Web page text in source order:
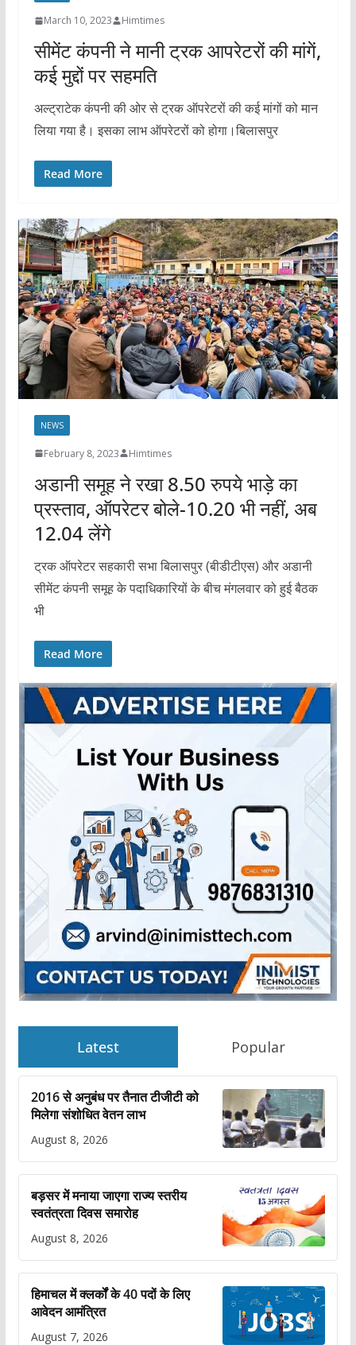
March 10, 2023 Himtimes
सीमेंट कंपनी ने मानी ट्रक आपरेटरों की मांगें,
कई मुद्दों पर सहमति
अल्ट्राटेक कंपनी की ओर से ट्रक ऑपरेटरों की कई मांगों को मान
लिया गया है। इसका लाभ ऑपरेटरों को होगा।बिलासपुर
Read More
NEWS
February 8, 2023 Himtimes
अडानी समूह ने रखा 8.50 रुपये भाड़े का
प्रस्ताव, ऑपरेटर बोले-10.20 भी नहीं, अब
12.04 लेंगे
ट्रक ऑपरेटर सहकारी सभा बिलासपुर (बीडीटीएस) और अडानी
सीमेंट कंपनी समूह के पदाधिकारियों के बीच मंगलवार को हुई बैठक
भी
Read More
Latest Popular
2016 से अनुबंध पर तैनात टीजीटी को
मिलेगा संशोधित वेतन लाभ
August 8, 2026
बड़सर में मनाया जाएगा राज्य स्तरीय
स्वतंत्रता दिवस समारोह
August 8, 2026
हिमाचल में क्लर्कों के 40 पदों के लिए
आवेदन आमंत्रित
August 7, 2026